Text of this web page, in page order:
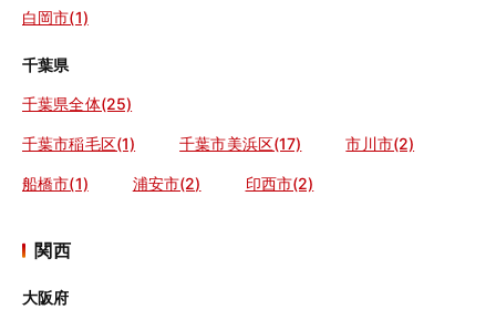
白岡市(1)
千葉県
千葉県全体(25)
千葉市稲毛区(1) 千葉市美浜区(17) 市川市(2)
船橋市(1) 浦安市(2) 印西市(2)
関西
大阪府